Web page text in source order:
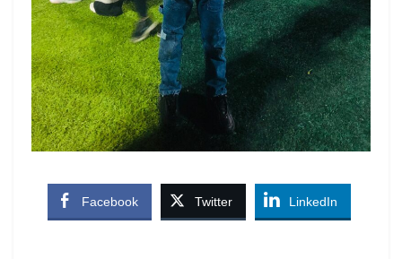
Facebook Twitter LinkedIn